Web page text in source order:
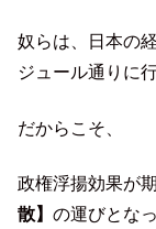
奴らは、日本の
ジュール通りに
だからこそ、
政権浮揚効果が
散】 の運びとな